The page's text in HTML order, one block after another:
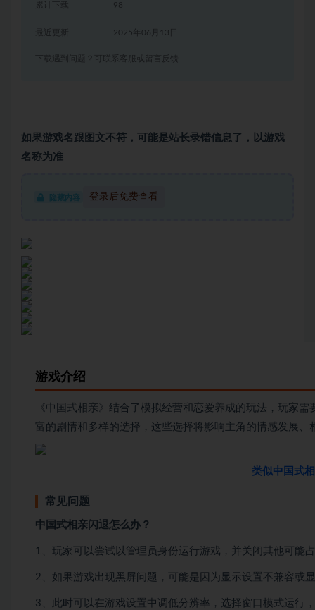
累计下载 98
2025年06月13日
下载遇到问题？可联系客服或留言反馈
如果游戏名跟图文不符，可能是站长录错信息了，以游戏
名称为准
隐藏内容 登录后免费查看
游戏介绍
《中国式相亲》结合了模拟经营和恋爱养成的玩法，玩家
富的剧情和多样的选择，这些选择将影响主角的情感发展
类似中国式
常见问题
中国式相亲闪退怎么办？
1、玩家可以尝试以管理员身份运行游戏，并关闭其他可能
2、如果游戏出现黑屏问题，可能是因为显示设置不兼容或
3、此时可以在游戏设置中调低分辨率，选择窗口模式运行